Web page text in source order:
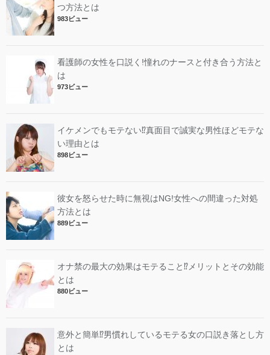
つ方法とは
983ビュー
看護師の女性を口説く!憧れのナースと付き合う方法と
は
973ビュー
イケメンでもモテない⁉︎真面目で誠実な男性ほどモテな
い理由とは
898ビュー
彼女を怒らせた時に無視はNG!女性への間違った対処
方法とは
889ビュー
オナ禁の最大の効果はモテること⁉︎メリットとその効能
とは
880ビュー
意外と簡単⁉︎男慣れしているモテる女の口説き落とし方
とは